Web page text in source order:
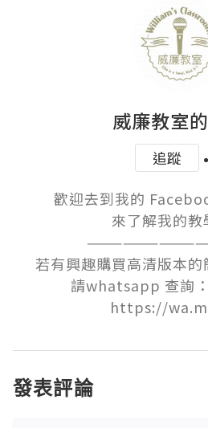
威廉教室
追蹤
歡迎去到我的
來了解我的教
若有興趣購買高清版本的
請whatsapp 查詢
https://
發表評論